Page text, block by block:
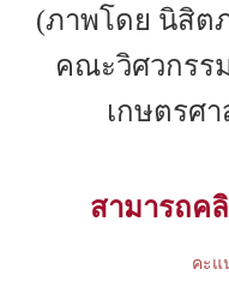
(ภาพโดย นิสิต
คณะวิศวกรร
เกษตรศ
สามารถค
คะแ